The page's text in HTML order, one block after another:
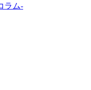
ラム-